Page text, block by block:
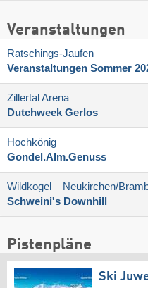
Veranstaltungen
Ratschings-Jaufen
Veranstaltungen Sommer
Zillertal Arena
Dutchweek Gerlos
Hochkönig
Gondel.Alm.Genuss
Wildkogel – Neukirchen/​
Schweini's Downhill
Pistenpläne
Ski